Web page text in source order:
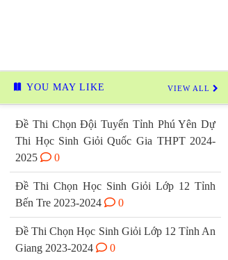
YOU MAY LIKE VIEW ALL
Đề Thi Chọn Đội Tuyển Tỉnh Phú Yên Dự
Thi Học Sinh Giỏi Quốc Gia THPT 2024-
2025
0
Đề Thi Chọn Học Sinh Giỏi Lớp 12 Tỉnh
Bến Tre 2023-2024
0
Đề Thi Chọn Học Sinh Giỏi Lớp 12 Tỉnh An
Giang 2023-2024
0